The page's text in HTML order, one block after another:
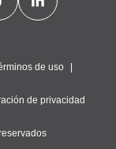
de uso
de privacidad